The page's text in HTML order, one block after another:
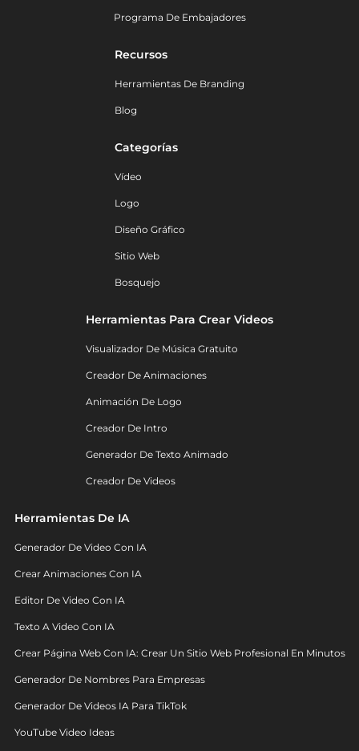
Programa De Embajadores
Recursos
Herramientas De Branding
Blog
Categorías
Vídeo
Logo
Diseño Gráfico
Sitio Web
Bosquejo
Herramientas Para Crear Videos
Visualizador De Música Gratuito
Creador De Animaciones
Animación De Logo
Creador De Intro
Generador De Texto Animado
Creador De Videos
Herramientas De IA
Generador De Video Con IA
Crear Animaciones Con IA
Editor De Video Con IA
Texto A Video Con IA
Crear Página Web Con IA: Crear Un Sitio Web Profesional En Minutos
Generador De Nombres Para Empresas
Generador De Videos IA Para TikTok
YouTube Video Ideas